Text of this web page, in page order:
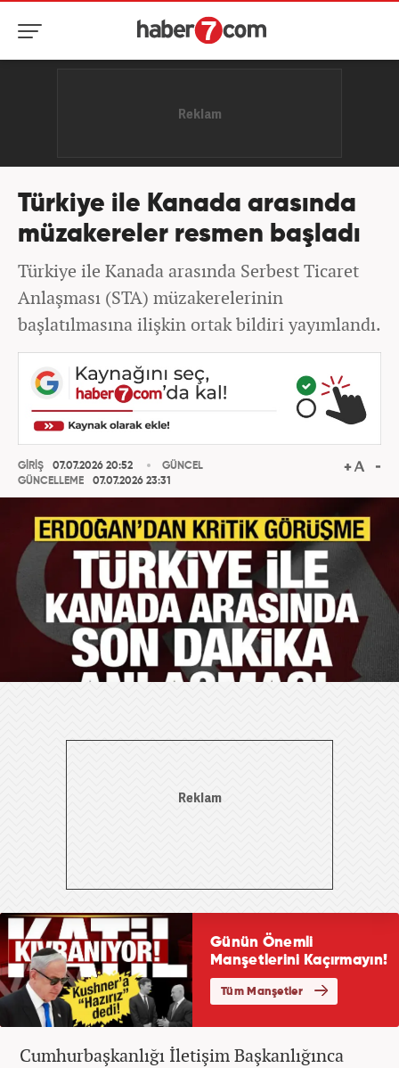
Türkiye ile Kanada arasında
müzakereler resmen başladı
Türkiye ile Kanada arasında Serbest Ticaret
Anlaşması (STA) müzakerelerinin
başlatılmasına ilişkin ortak bildiri yayımlandı.
GİRİŞ
07.07.2026 20:52
GÜNCELLEME
07.07.2026 23:31
GÜNCEL
Cumhurbaşkanlığı İletişim Başkanlığınca